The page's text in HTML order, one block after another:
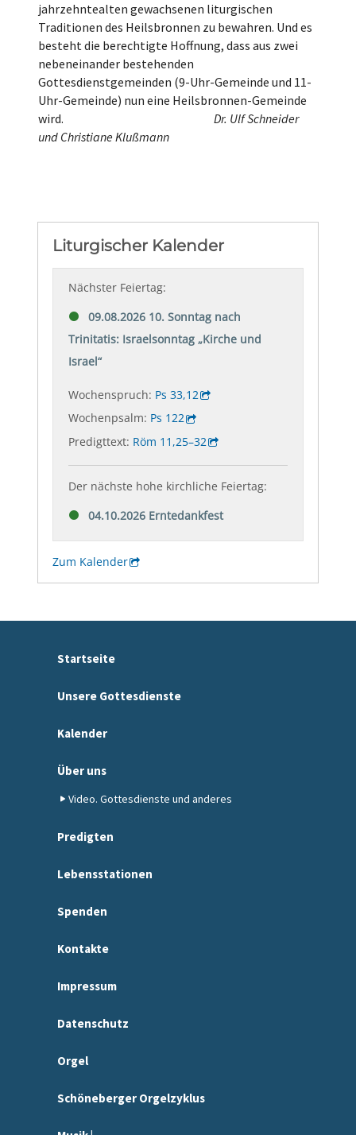
jahrzehntealten gewachsenen liturgischen
Traditionen des Heilsbronnen zu bewahren. Und es
besteht die berechtigte Hoffnung, dass aus zwei
nebeneinander bestehenden
Gottesdienstgemeinden (9-Uhr-Gemeinde und 11-
Uhr-Gemeinde) nun eine Heilsbronnen-Gemeinde
wird.
Dr. Ulf Schneider
und Christiane Klußmann
Startseite
Unsere Gottesdienste
Kalender
Über uns
Video. Gottesdienste und anderes
Predigten
Lebensstationen
Spenden
Kontakte
Impressum
Datenschutz
Orgel
Schöneberger Orgelzyklus